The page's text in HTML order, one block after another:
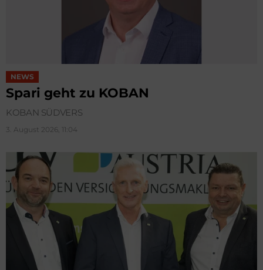
NEWS
Spari geht zu KOBAN
KOBAN SÜDVERS
3. August 2026, 11:04